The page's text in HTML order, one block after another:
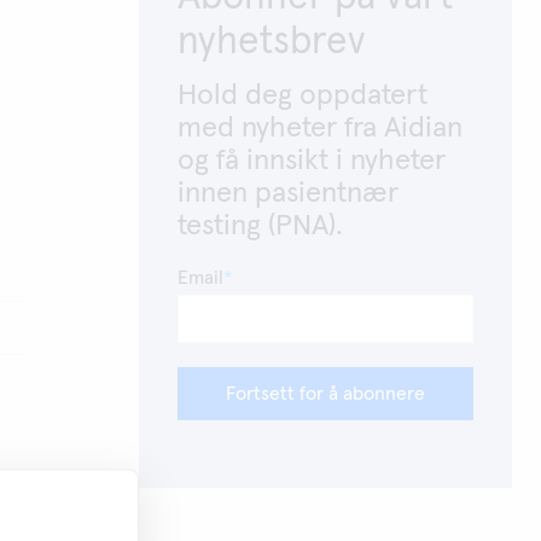
nyhetsbrev
Hold deg oppdatert
med nyheter fra Aidian
og få innsikt i nyheter
innen pasientnær
testing (PNA).
Email
Fortsett for å abonnere